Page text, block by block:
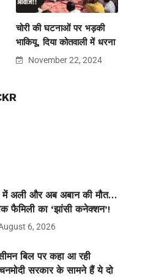
चोरी की घटनाओं पर भड़की
भाकियू, दिया कोतवाली में धरना
November 22, 2024
अली और अब अबान की मौत…
फैमिली का ‘झांसी कनेक्शन’!
6, 2026
बिल पर कहा आ रही
सरकार के सामने हैं ये दो